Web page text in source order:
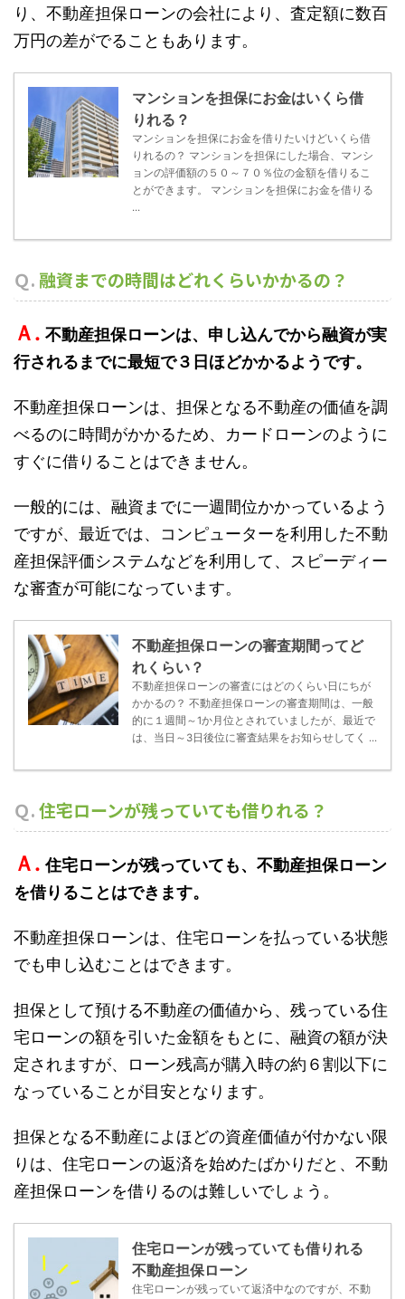
り、不動産担保ローンの会社により、査定額に数百
万円の差がでることもあります。
マンションを担保にお金はいくら借
りれる？
マンションを担保にお金を借りたいけどいくら借
りれるの？ マンションを担保にした場合、マンシ
ョンの評価額の５０～７０％位の金額を借りるこ
とができます。 マンションを担保にお金を借りる
...
Ｑ. 融資までの時間はどれくらいかかるの？
Ａ. 不動産担保ローンは、申し込んでから融資が実
行されるまでに最短で３日ほどかかるようです。
不動産担保ローンは、担保となる不動産の価値を調
べるのに時間がかかるため、カードローンのように
すぐに借りることはできません。
一般的には、融資までに一週間位かかっているよう
ですが、最近では、コンピューターを利用した不動
産担保評価システムなどを利用して、スピーディー
な審査が可能になっています。
不動産担保ローンの審査期間ってど
れくらい？
不動産担保ローンの審査にはどのくらい日にちが
かかるの？ 不動産担保ローンの審査期間は、一般
的に１週間～1か月位とされていましたが、最近で
は、当日～3日後位に審査結果をお知らせしてく ...
Ｑ.住宅ローンが残っていても借りれる？
Ａ. 住宅ローンが残っていても、不動産担保ローン
を借りることはできます。
不動産担保ローンは、住宅ローンを払っている状態
でも申し込むことはできます。
担保として預ける不動産の価値から、残っている住
宅ローンの額を引いた金額をもとに、融資の額が決
定されますが、ローン残高が購入時の約６割以下に
なっていることが目安となります。
担保となる不動産によほどの資産価値が付かない限
りは、住宅ローンの返済を始めたばかりだと、不動
産担保ローンを借りるのは難しいでしょう。
住宅ローンが残っていても借りれる
不動産担保ローン
住宅ローンが残っていて返済中なのですが、不動